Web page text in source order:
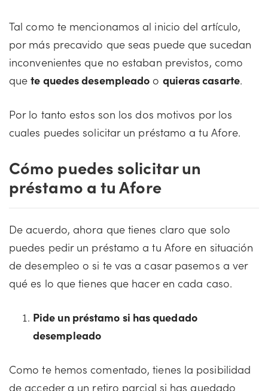
Tal como te mencionamos al inicio del artículo,
por más precavido que seas puede que sucedan
inconvenientes que no estaban previstos, como
quete quedes desempleado o quieras casarte.
Por lo tanto estos son los dos motivos por los
cuales puedes solicitar un préstamo a tu Afore.
Cómo puedes solicitar un
préstamo a tu Afore
De acuerdo, ahora que tienes claro que solo
puedes pedir un préstamo a tu Afore en situación
de desempleo o si te vas a casar pasemos a ver
qué es lo que tienes que hacer en cada caso.
Pide un préstamo si has quedado
desempleado
Como te hemos comentado, tienes la posibilidad
de acceder a un retiro parcial si has quedado